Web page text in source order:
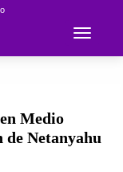
Toggle
Medio
Netanyahu